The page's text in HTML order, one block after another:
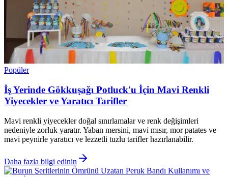
Popüler
İş Yerinde Gökkuşağı Potluck'u İçin Mavi Renkli
Yiyecekler ve Yaratıcı Tarifler
Mavi renkli yiyecekler doğal sınırlamalar ve renk değişimleri
nedeniyle zorluk yaratır. Yaban mersini, mavi mısır, mor patates ve
mavi peynirle yaratıcı ve lezzetli tuzlu tarifler hazırlanabilir.
Daha fazla bilgi edinin